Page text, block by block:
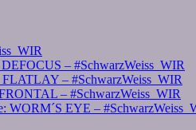
– #SchwarzWeiss_WIR
FLATLAY – #SchwarzWeiss_WIR
– #SchwarzWeiss_WIR
WORM´S EYE –